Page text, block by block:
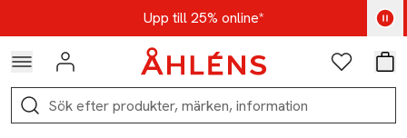
Hoppa till navigationsmenynUpp till 25% online*
Kod: AUG25 - Shoppa nu
Logga in Favoriter
Sök